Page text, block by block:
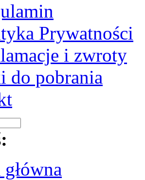
Prywatności
i zwroty
do pobrania